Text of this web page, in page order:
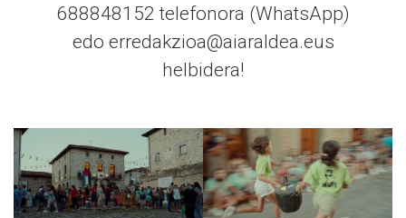
688848152 telefonora (WhatsApp)
edo erredakzioa@aiaraldea.eus
helbidera!